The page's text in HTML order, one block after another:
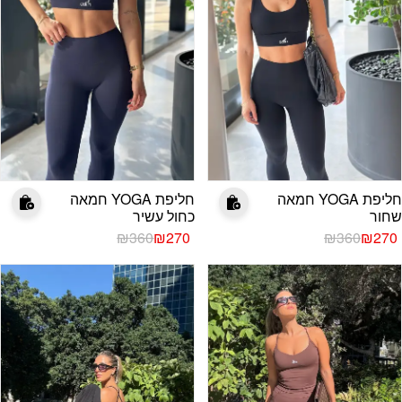
חליפת YOGA חמאה
שחור
₪360
המחיר
היה:
₪360.
₪270המחיר
הוא:
₪270.
חליפת YOGA חמאה
כחול עשיר
₪360
המחיר
היה:
₪360.
₪270המחיר
הוא:
₪270.